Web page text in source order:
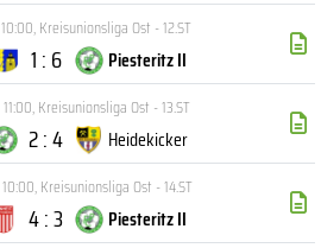
10:00,Kreisunionsliga Ost - 12.ST
1 : 6
Piesteritz II
11:00,Kreisunionsliga Ost - 13.ST
2 : 4
Heidekicker
10:00,Kreisunionsliga Ost - 14.ST
4 : 3
Piesteritz II